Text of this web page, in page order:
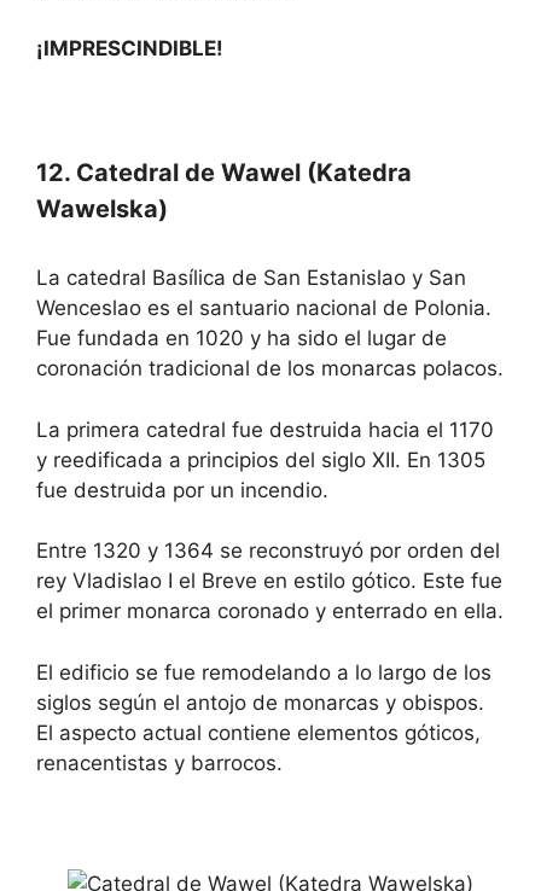
¡IMPRESCINDIBLE!
12. Catedral de Wawel (Katedra
Wawelska)
La catedral Basílica de San Estanislao y San
Wenceslao es el santuario nacional de Polonia.
Fue fundada en 1020 y ha sido el lugar de
coronación tradicional de los monarcas polacos.
La primera catedral fue destruida hacia el 1170
y reedificada a principios del siglo XII. En 1305
fue destruida por un incendio.
Entre 1320 y 1364 se reconstruyó por orden del
rey Vladislao I el Breve en estilo gótico. Este fue
el primer monarca coronado y enterrado en ella.
El edificio se fue remodelando a lo largo de los
siglos según el antojo de monarcas y obispos.
El aspecto actual contiene elementos góticos,
renacentistas y barrocos.